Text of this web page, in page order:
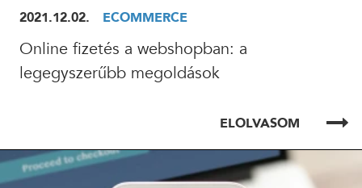
2021.12.02. ECOMMERCE
Online fizetés a webshopban: a
legegyszerűbb megoldások
ELOLVASOM